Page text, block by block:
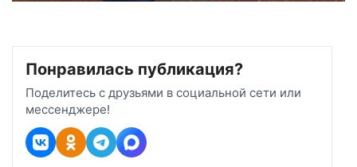
Понравилась публикация?
Поделитесь с друзьями в социальной сети или
мессенджере!